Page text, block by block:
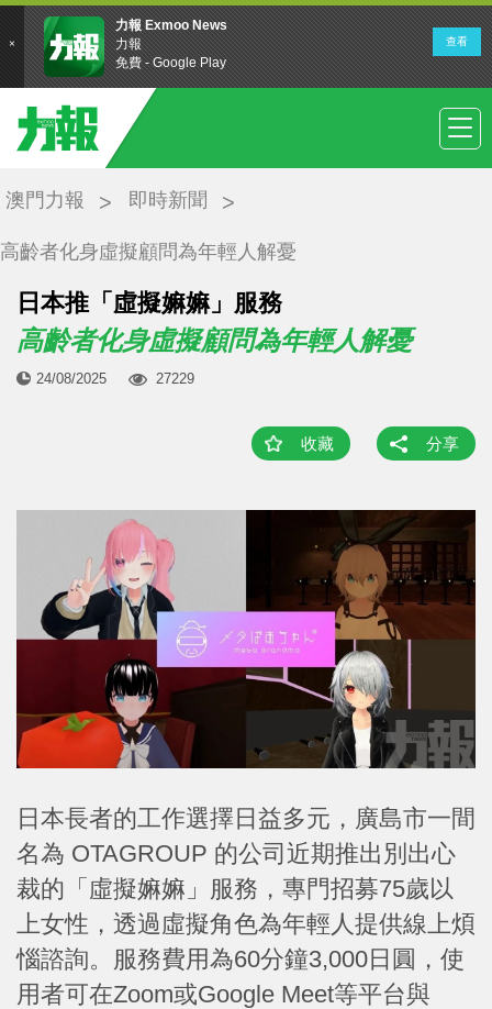
澳門力報 即時新聞
高齡者化身虛擬顧問為年輕人解憂
日本推「虛擬嫲嫲」服務
高齡者化身虛擬顧問為年輕人解憂
24/08/2025 27229
收藏 分享
日本長者的工作選擇日益多元，廣島市一間
名為 OTAGROUP 的公司近期推出別出心
裁的「虛擬嫲嫲」服務，專門招募75歲以
上女性，透過虛擬角色為年輕人提供線上煩
惱諮詢。服務費用為60分鐘3,000日圓，使
用者可在Zoom或Google Meet等平台與